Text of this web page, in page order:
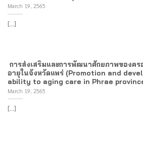
March 19, 2565
[...]
การส่งเสริมและการพัฒนาศักยภาพของคร
อายุในจังหวัดแพร่ (Promotion and
ability to aging care in Phrae
March 19, 2565
[...]